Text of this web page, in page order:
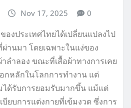
Nov 17, 2025 0
งประเทศไทยได้เปลี่ยนแปลงไป
านมา โดยเฉพาะในแง่ของ
าลำลอง ขณะที่เสื้อผ้าทางการเคย
กหลักในโลกการทำงาน แต่
ได้รับการยอมรับมากขึ้น แม้แต่
ยบการแต่งกายที่เข้มงวด ซึ่งการ